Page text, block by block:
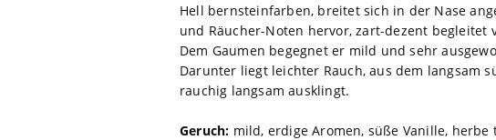
Hell bernsteinfarben, breitet sich in der Nase
und Räucher-Noten hervor, zart-dezent begleitet
Dem Gaumen begegnet er mild und sehr
Darunter liegt leichter Rauch, aus dem langsam
rauchig langsam ausklingt.
Geruch: mild, erdige Aromen, süße Vanille,